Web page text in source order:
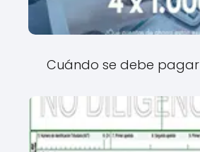
Cuándo se debe pagar